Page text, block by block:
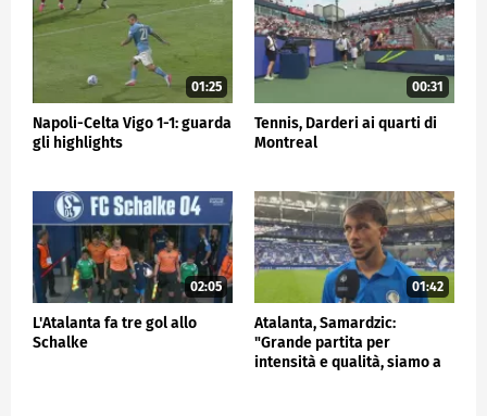
01:25
Napoli-Celta Vigo 1-1: guarda
gli highlights
00:31
Tennis, Darderi ai quarti di
Montreal
02:05
L'Atalanta fa tre gol allo
Schalke
01:42
Atalanta, Samardzic:
"Grande partita per
intensità e qualità, siamo a